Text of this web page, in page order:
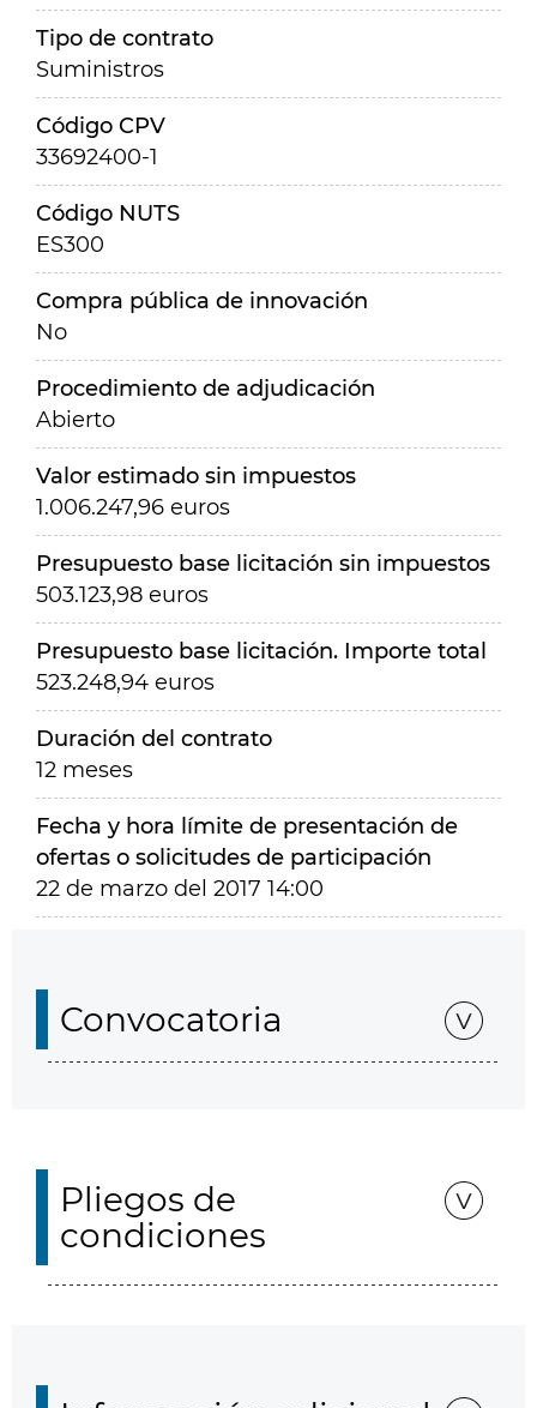
Tipo de contrato
Suministros
Código CPV
33692400-1
Código NUTS
ES300
Compra pública de innovación
No
Procedimiento de adjudicación
Abierto
Valor estimado sin impuestos
1.006.247,96 euros
Presupuesto base licitación sin impuestos
503.123,98 euros
Presupuesto base licitación. Importe total
523.248,94 euros
Duración del contrato
12 meses
Fecha y hora límite de presentación de
ofertas o solicitudes de participación
22 de marzo del 2017 14:00
Convocatoria
Pliegos de
condiciones